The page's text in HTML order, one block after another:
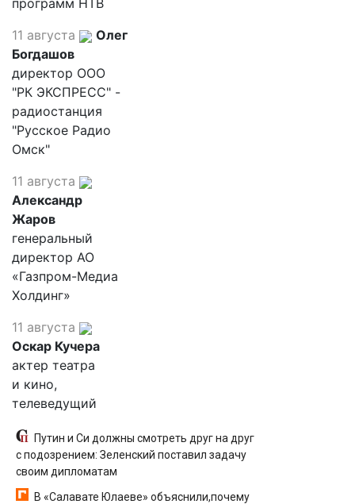
программ НТВ
11 августа
Олег
Богдашов
директор ООО
"РК ЭКСПРЕСС" -
радиостанция
"Русское Радио
Омск"
11 августа
Александр
Жаров
генеральный
директор АО
«Газпром-Медиа
Холдинг»
11 августа
Оскар Кучера
актер театра
и кино,
телеведущий
Путин и Си должны смотреть друг на друг
с подозрением: Зеленский поставил задачу
своим дипломатам
В «Салавате Юлаеве» объяснили,почему